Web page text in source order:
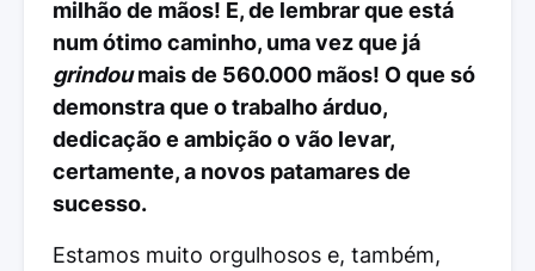
milhão de mãos! E, de lembrar que está
num ótimo caminho, uma vez que já
grindoumais de 560.000 mãos! O que só
demonstra que o trabalho árduo,
dedicação e ambição o vão levar,
certamente, a novos patamares de
sucesso.
Estamos muito orgulhosos e, também,